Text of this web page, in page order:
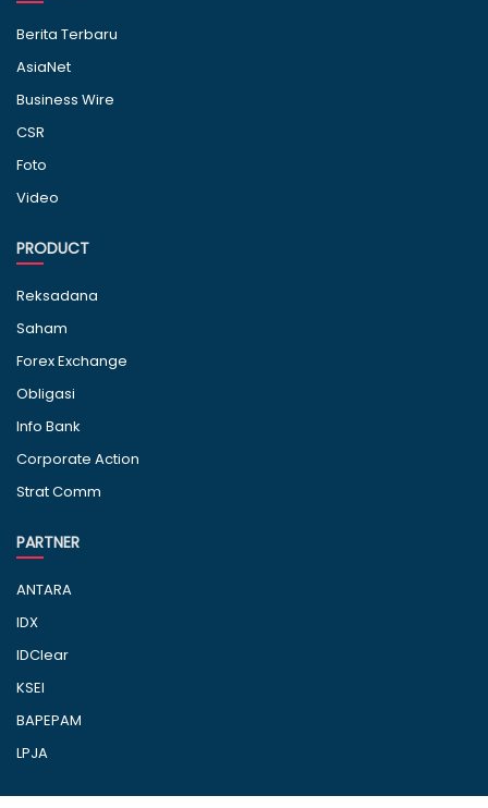
Berita Terbaru
AsiaNet
Business Wire
CSR
Foto
Video
PRODUCT
Reksadana
Saham
Forex Exchange
Obligasi
Info Bank
Corporate Action
Strat Comm
PARTNER
ANTARA
IDX
IDClear
KSEI
BAPEPAM
LPJA